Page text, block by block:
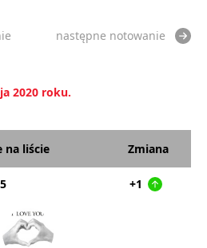
następne notowanie
2020 roku.
na liście Zmiana
+1